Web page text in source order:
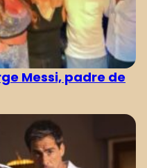
Messi, padre de